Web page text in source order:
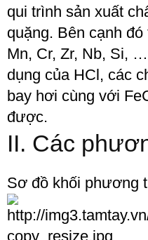
qui trình sản xuất
quặng. Bên cạnh
Mn, Cr, Zr, Nb, Si,
dụng của HCl, các
bay hơi cùng với
được.
II. Các
Sơ đồ khối phương